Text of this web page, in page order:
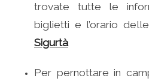
trovate tutte le
biglietti e l’orario
Sigurtà
Per pernottare in